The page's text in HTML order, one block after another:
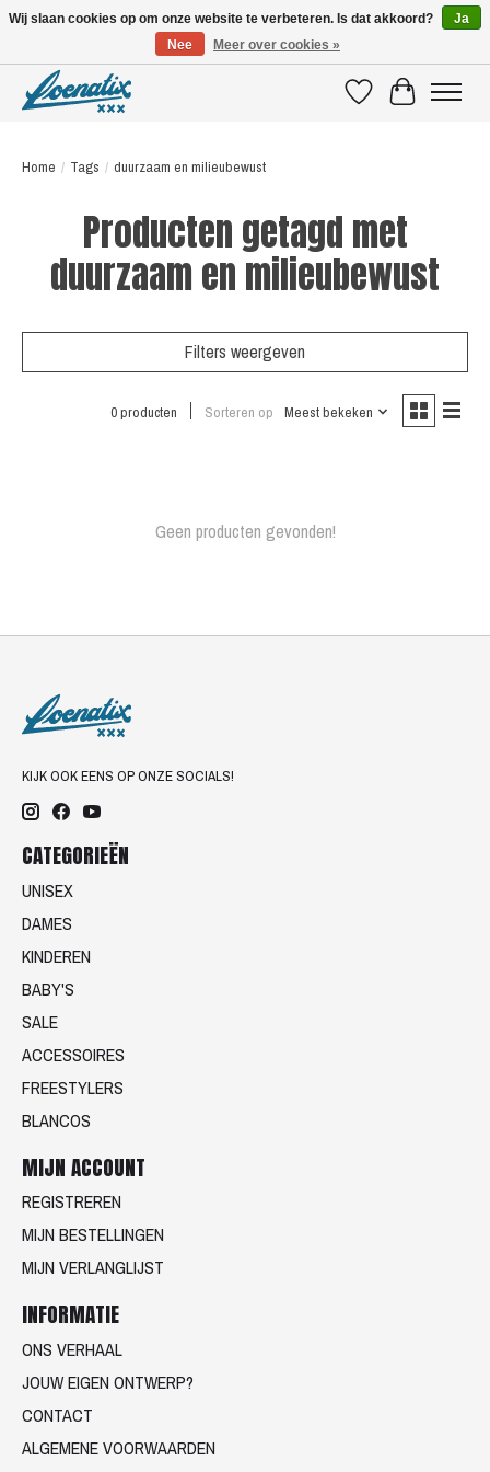
VerlanglijstWinkelwagen
Home / Tags / duurzaam en milieubewust
Producten getagd met
duurzaam en milieubewust
Filters weergeven
0 producten Sorteren op Meest bekeken
Geen producten gevonden!
KIJK OOK EENS OP ONZE SOCIALS!
CATEGORIEËN
UNISEX
DAMES
KINDEREN
BABY'S
SALE
ACCESSOIRES
FREESTYLERS
BLANCOS
MIJN ACCOUNT
REGISTREREN
MIJN BESTELLINGEN
MIJN VERLANGLIJST
INFORMATIE
ONS VERHAAL
JOUW EIGEN ONTWERP?
CONTACT
ALGEMENE VOORWAARDEN
Wij slaan cookies op om onze website te verbeteren. Is dat akkoord?
Ja
Nee
Meer over cookies »